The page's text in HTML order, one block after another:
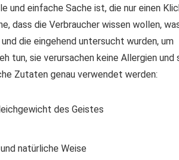
und einfache Sache ist, die nur einen
dass die Verbraucher wissen wollen,
die eingehend untersucht wurden, um
tun, sie verursachen keine Allergien und
Zutaten genau verwendet werden:
des Geistes
natürliche Weise